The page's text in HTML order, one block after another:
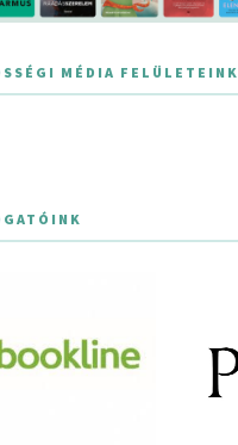
MÉDIA FELÜLETEINK